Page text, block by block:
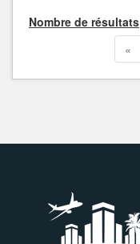
Nombre de résultats
«